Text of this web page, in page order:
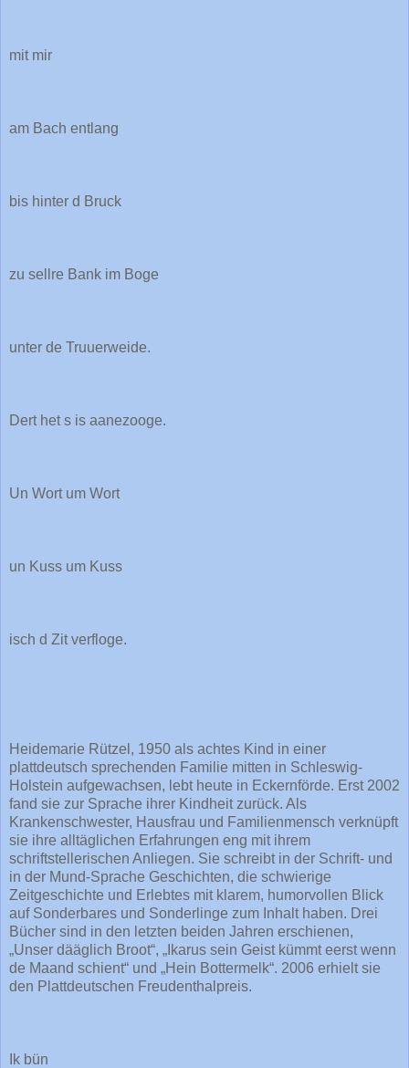
mit mir
am Bach entlang
bis hinter d Bruck
zu sellre Bank im Boge
unter de Truuerweide.
Dert het s is aanezooge.
Un Wort um Wort
un Kuss um Kuss
isch d Zit verfloge.
Heidemarie Rützel, 1950 als achtes Kind in einer
plattdeutsch sprechenden Familie mitten in Schleswig-
Holstein aufgewachsen, lebt heute in Eckernförde. Erst 2002
fand sie zur Sprache ihrer Kindheit zurück. Als
Krankenschwester, Hausfrau und Familienmensch verknüpft
sie ihre alltäglichen Erfahrungen eng mit ihrem
schriftstellerischen Anliegen. Sie schreibt in der Schrift- und
in der Mund-Sprache Geschichten, die schwierige
Zeitgeschichte und Erlebtes mit klarem, humorvollen Blick
auf Sonderbares und Sonderlinge zum Inhalt haben. Drei
Bücher sind in den letzten beiden Jahren erschienen,
„Unser dääglich Broot“, „Ikarus sein Geist kümmt eerst wenn
de Maand schient“ und „Hein Bottermelk“. 2006 erhielt sie
den Plattdeutschen Freudenthalpreis.
Ik bün